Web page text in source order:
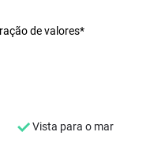
de valores*
Vista para o mar